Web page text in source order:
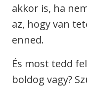
akkor is, ha
az, hogy van
enned.
És most tedd
boldog vagy?